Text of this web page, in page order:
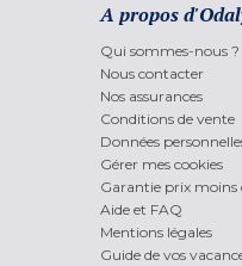
A propos
Qui sommes-nous ?
Nous contacter
Nos assurances
Conditions de vente
Données
Gérer mes cookies
Garantie prix moins
Aide et FAQ
Mentions légales
Guide de vos